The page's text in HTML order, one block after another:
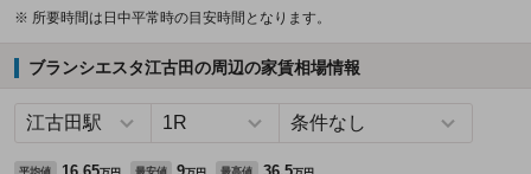
※ 所要時間は日中平常時の目安時間となります。
ブランシエスタ江古田の周辺の家賃相場情報
平均値 最安値 最高値